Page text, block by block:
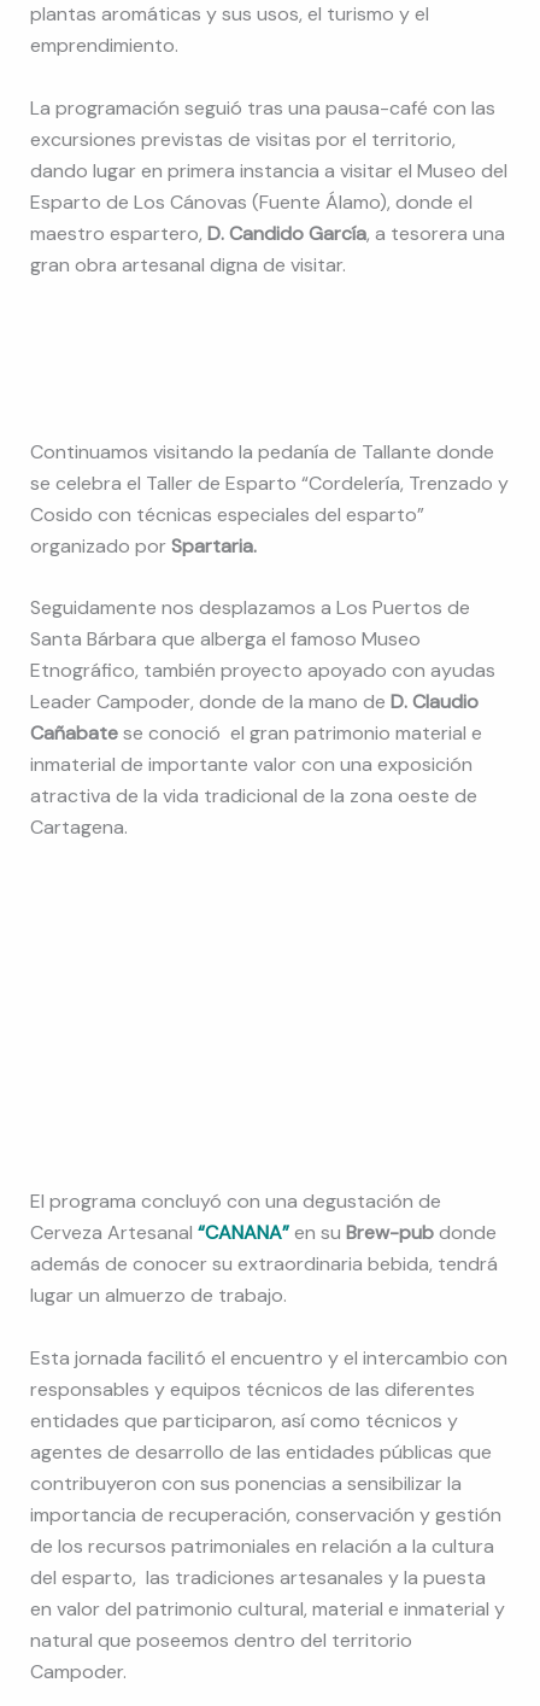
plantas aromáticas y sus usos, el turismo y el
emprendimiento.
La programación seguió tras una pausa-café con las
excursiones previstas de visitas por el territorio,
dando lugar en primera instancia a visitar el Museo del
Esparto de Los Cánovas (Fuente Álamo), donde el
maestro espartero, D. Candido García, a tesorera una
gran obra artesanal digna de visitar.
Continuamos visitando la pedanía de Tallante donde
se celebra el Taller de Esparto “Cordelería, Trenzado y
Cosido con técnicas especiales del esparto”
organizado porSpartaria.
Seguidamente nos desplazamos a Los Puertos de
Santa Bárbara que alberga el famoso Museo
Etnográfico, también proyecto apoyado con ayudas
Leader Campoder, donde de la mano de D. Claudio
Cañabatese conoció el gran patrimonio material e
inmaterial de importante valor con una exposición
atractiva de la vida tradicional de la zona oeste de
Cartagena.
El programa concluyó con una degustación de
Cerveza Artesanal “CANANA”en su Brew-pubdonde
además de conocer su extraordinaria bebida, tendrá
lugar un almuerzo de trabajo.
Esta jornada facilitó el encuentro y el intercambio con
responsables y equipos técnicos de las diferentes
entidades que participaron, así como técnicos y
agentes de desarrollo de las entidades públicas que
contribuyeron con sus ponencias a sensibilizar la
importancia de recuperación, conservación y gestión
de los recursos patrimoniales en relación a la cultura
del esparto, las tradiciones artesanales y la puesta
en valor del patrimonio cultural, material e inmaterial y
natural que poseemos dentro del territorio
Campoder.